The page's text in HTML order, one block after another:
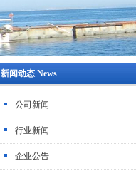
新闻动态 News
公司新闻
行业新闻
企业公告